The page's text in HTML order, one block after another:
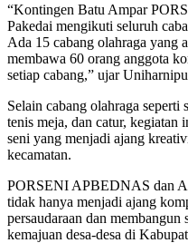
“Kontingen Batu Ampar
Pakedai mengikuti seluruh
Ada 15 cabang olahraga yang
membawa 60 orang anggota
setiap cabang,” ujar
Selain cabang olahraga
tenis meja, dan catur, kegiatan
seni yang menjadi ajang
kecamatan.
PORSENI APBEDNAS dan
tidak hanya menjadi ajang
persaudaraan dan membangun
kemajuan desa-desa di